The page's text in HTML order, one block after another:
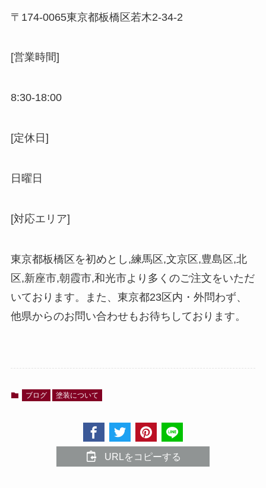
〒 174-0065東京都板橋区若木2-34-2
[営業時間]
8:30-18:00
[定休日]
日曜日
[対応エリア]
東京都板橋区を初めとし,練馬区,文京区,豊島区,北
区,新座市,朝霞市,和光市より多くのご注文をいただ
いております。また、東京都23区内・外問わず、
他県からのお問い合わせもお待ちしております。
ブログ 塗装について
URLをコピーする